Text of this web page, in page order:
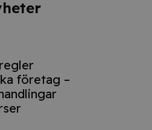
företag –